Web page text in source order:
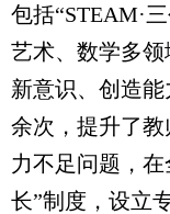
包括“STEAM·
艺术、数学多
新意识、创造
余次，提升了
力不足问题，
长”制度，设立